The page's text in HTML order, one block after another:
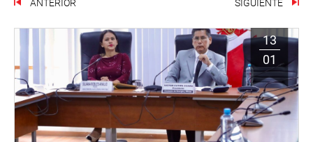
ANTERIOR SIGUIENTE
13
01